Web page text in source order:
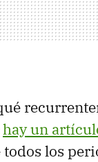
hay un
todos los